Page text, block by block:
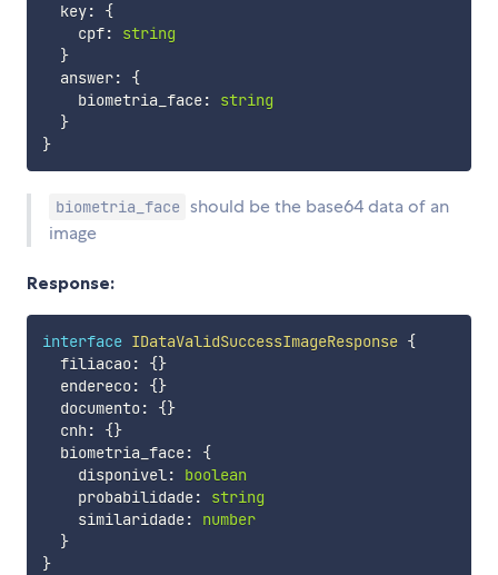
  key
:
{
    cpf
:
string
}
  answer
:
{
    biometria_face
:
string
}
}
biometria_face should be the base64 data of an
image
Response:
interface IDataValidSuccessImageResponse {
  filiacao
: {}
  endereco
: {}
  documento
: {}
  cnh
: {}
  biometria_face
:
{
    disponivel
:
boolean
    probabilidade
:
string
    similaridade
:
number
}
}